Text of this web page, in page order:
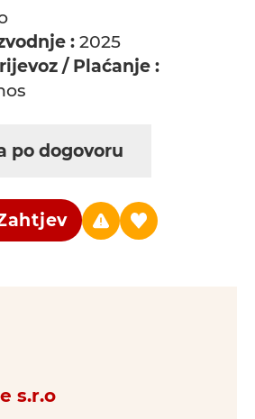
: 2025
/ Plaćanje :
po dogovoru
s.r.o